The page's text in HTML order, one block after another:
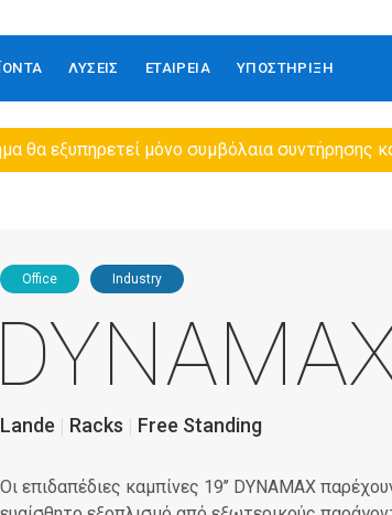
ΛΎΣΕΙΣ ΕΤΑΙΡΕΙΑ ΥΠΟΣΤΉΡΙΞΗ
θα εξυπηρετεί μόνο συμβόλαια συντήρησης
Office Industry
Lande Racks Free Standing
Οι επιδαπέδιες καμπίνες 19’’ DYNAMAX